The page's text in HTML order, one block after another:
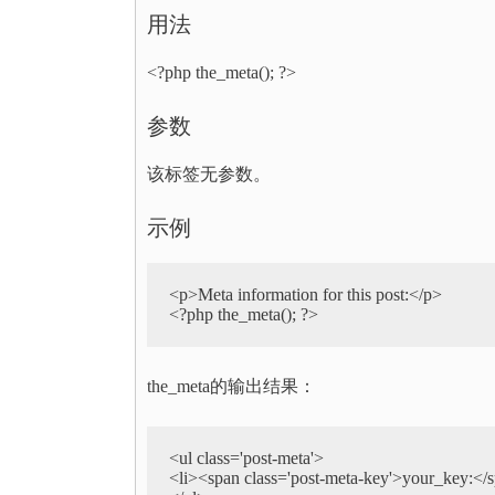
用法
<?php the_meta(); ?>
参数
该标签无参数。
示例
<p>Meta information for this post:</p>
<?php the_meta(); ?>
the_meta的输出结果：
<ul class='post-meta'>
<li><span class='post-meta-